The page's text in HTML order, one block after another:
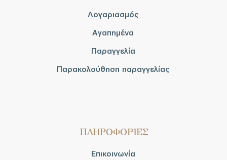
Λογαριασμός
Αγαπημένα
Παραγγελία
Παρακολούθηση παραγγελίας
ΠΛΗΡΟΦΟΡΙΕΣ
Επικοινωνία